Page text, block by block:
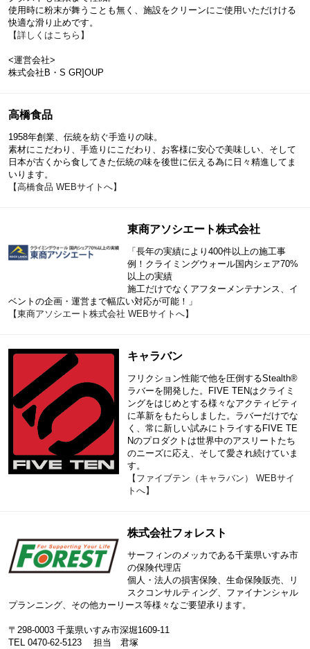
使用時に粉末が舞うことも無く、施設をクリーンにご使用いただけける
快適な滑り止めです。
【詳しくはこちら】
<運営会社>
株式会社B・S GR]OUP
高橋食品
1958年創業、伝統を紡ぐ手造りの味。
素材にこだわり、手造りにこだわり、お客様に安心で美味しい、そして
日本が古くから食してきた伝統の味を後世に伝える為に日々精進してま
いります。
【高橋食品 WEBサイトへ】
東商アソシエート株式会社
「長年の実績により400件以上の施工事
例！クライミングウォール国内シェア70%
以上の実績
施工だけでなくアフターメンテナンス、イ
ベントの企画・運営まで幅広い対応が可能！」
【東商アソシエート株式会社 WEBサイトへ】
キャラバン
フリクション性能で他を圧倒するStealth®
ラバーを開発した。FIVE TENはクライミ
ングをはじめとする様々なアクティビティ
に革新をもたらしました。ラバーだけでな
く、常に新しい試みにトライするFIVE TE
Nのプロダクトは世界中のアスリートたち
のニーズに応え、そして愛され続けていま
す。
【ファイブテン（キャラバン） WEBサイ
トへ】
株式会社フォレスト
サーフィンのメッカである千葉県いすみ市
の保険代理店
個人・法人の損害保険、生命保険販売、リ
スクコンサルティング、ファイナンシャル
プランニング、その他カーリース等様々なご要望承ります。
〒298-0003 千葉県いすみ市深堀1609-11
TEL 0470-62-5123 担当 君塚